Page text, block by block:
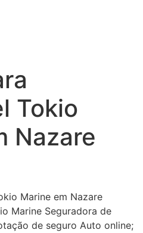
Tokio
Nazare
Marine em Nazare
Marine Seguradora de
de seguro Auto online;